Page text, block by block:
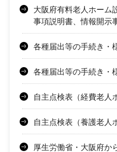
大阪府有料老人ホーム
事項説明書、情報開示
各種届出等の手続き・
各種届出等の手続き・
自主点検表（経費老人
自主点検表（養護老人
厚生労働省・大阪府か